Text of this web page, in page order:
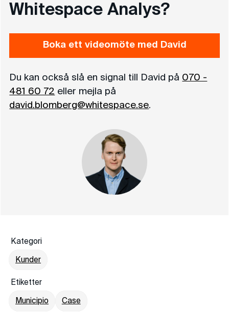
Whitespace Analys?
Boka ett videomöte med David
Du kan också slå en signal till David på 070 -
481 60 72 eller mejla på
david.blomberg@whitespace.se.
Kategori
Kunder
Etiketter
Municipio Case